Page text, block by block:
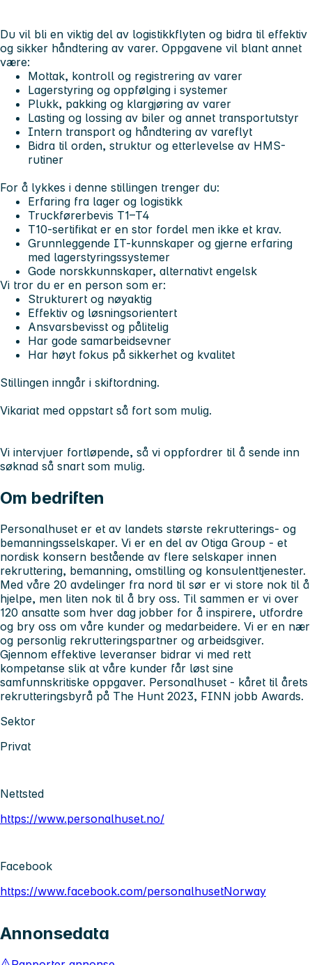
Du vil bli en viktig del av logistikkflyten og bidra til effektiv
og sikker håndtering av varer. Oppgavene vil blant annet
være:
Mottak, kontroll og registrering av varer
Lagerstyring og oppfølging i systemer
Plukk, pakking og klargjøring av varer
Lasting og lossing av biler og annet transportutstyr
Intern transport og håndtering av vareflyt
Bidra til orden, struktur og etterlevelse av HMS-
rutiner
For å lykkes i denne stillingen trenger du:
Erfaring fra lager og logistikk
Truckførerbevis T1–T4
T10-sertifikat er en stor fordel men ikke et krav.
Grunnleggende IT-kunnskaper og gjerne erfaring
med lagerstyringssystemer
Gode norskkunnskaper, alternativt engelsk
Vi tror du er en person som er:
Strukturert og nøyaktig
Effektiv og løsningsorientert
Ansvarsbevisst og pålitelig
Har gode samarbeidsevner
Har høyt fokus på sikkerhet og kvalitet
Stillingen inngår i skiftordning.
Vikariat med oppstart så fort som mulig.
Vi intervjuer fortløpende, så vi oppfordrer til å sende inn
søknad så snart som mulig.
Om bedriften
Personalhuset er et av landets største rekrutterings- og
bemanningsselskaper. Vi er en del av Otiga Group - et
nordisk konsern bestående av flere selskaper innen
rekruttering, bemanning, omstilling og konsulenttjenester.
Med våre 20 avdelinger fra nord til sør er vi store nok til å
hjelpe, men liten nok til å bry oss. Til sammen er vi over
120 ansatte som hver dag jobber for å inspirere, utfordre
og bry oss om våre kunder og medarbeidere. Vi er en nær
og personlig rekrutteringspartner og arbeidsgiver.
Gjennom effektive leveranser bidrar vi med rett
kompetanse slik at våre kunder får løst sine
samfunnskritiske oppgaver. Personalhuset - kåret til årets
rekrutteringsbyrå på The Hunt 2023, FINN jobb Awards.
Sektor
Privat
Nettsted
https://www.personalhuset.no/
Facebook
https://www.facebook.com/personalhusetNorway
Annonsedata